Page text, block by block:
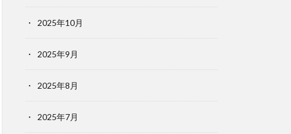
2025年10月
2025年9月
2025年8月
2025年7月